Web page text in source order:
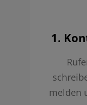
1.
melden